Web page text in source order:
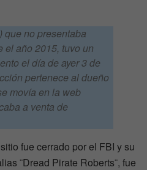
que no presentaba
el año 2015, tuvo un
el día de ayer 3 de
pertenece al dueño
movía en la web
a venta de
fue cerrado por el FBI y su
¨Dread Pirate Roberts¨, fue